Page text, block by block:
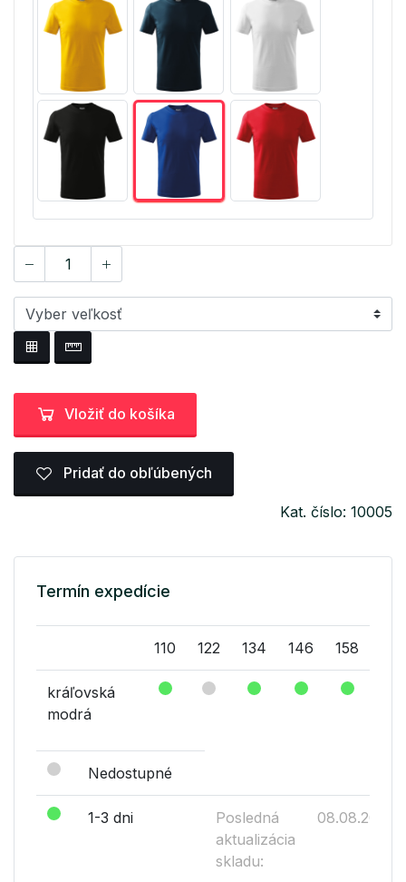
Vložiť do košíka
Pridať do obľúbených
Kat. číslo: 10005
Termín expedície
110 122 134 146 158
kráľovská
modrá
Nedostupné
1-3 dni
Posledná
aktualizácia
skladu:
08.08.2026